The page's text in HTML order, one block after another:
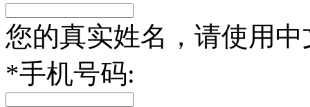
您的真实姓名，请使用中
*手机号码: